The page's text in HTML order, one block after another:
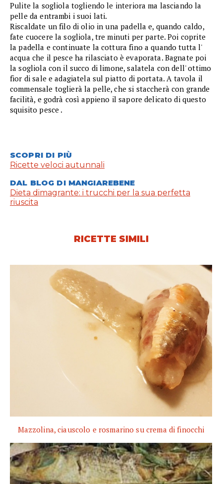
Pulite la sogliola togliendo le interiora ma lasciando la
pelle da entrambi i suoi lati.
Riscaldate un filo di olio in una padella e, quando caldo,
fate cuocere la sogliola, tre minuti per parte. Poi coprite
la padella e continuate la cottura fino a quando tutta l'
acqua che il pesce ha rilasciato è evaporata. Bagnate poi
la sogliola con il succo di limone, salatela con dell' ottimo
fior di sale e adagiatela sul piatto di portata. A tavola il
commensale toglierà la pelle, che si staccherà con grande
facilità, e godrà così appieno il sapore delicato di questo
squisito pesce .
SCOPRI DI PIÙ
Ricette veloci autunnali
DAL BLOG DI MANGIAREBENE
Dieta dimagrante: i trucchi per la sua perfetta
riuscita
RICETTE SIMILI
Mazzolina, ciauscolo e rosmarino su crema di finocchi